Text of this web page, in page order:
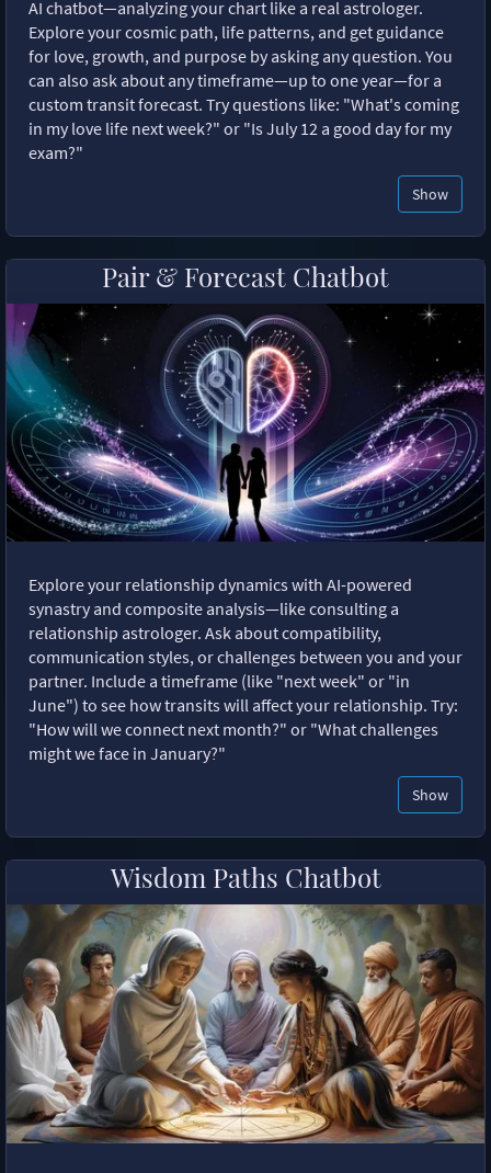
AI chatbot—analyzing your chart like a real astrologer.
Explore your cosmic path, life patterns, and get guidance
for love, growth, and purpose by asking any question. You
can also ask about any timeframe—up to one year—for a
custom transit forecast. Try questions like: "What's coming
in my love life next week?" or "Is July 12 a good day for my
exam?"
Show
Pair & Forecast Chatbot
Explore your relationship dynamics with AI-powered
synastry and composite analysis—like consulting a
relationship astrologer. Ask about compatibility,
communication styles, or challenges between you and your
partner. Include a timeframe (like "next week" or "in
June") to see how transits will affect your relationship. Try:
"How will we connect next month?" or "What challenges
might we face in January?"
Show
Wisdom Paths Chatbot